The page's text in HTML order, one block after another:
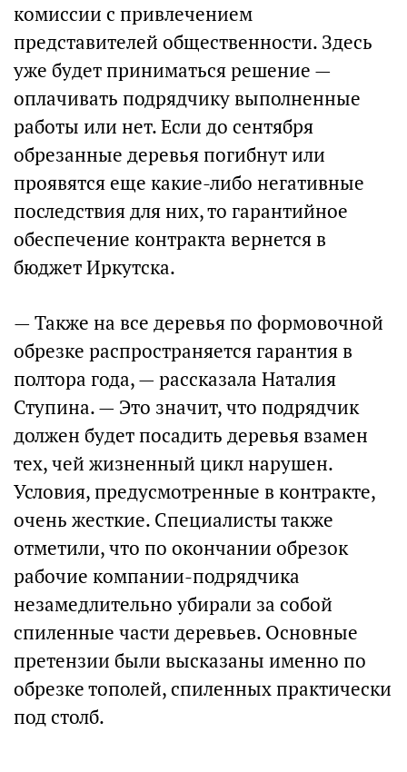
комиссии с привлечением
представителей общественности. Здесь
уже будет приниматься решение —
оплачивать подрядчику выполненные
работы или нет. Если до сентября
обрезанные деревья погибнут или
проявятся еще какие-либо негативные
последствия для них, то гарантийное
обеспечение контракта вернется в
бюджет Иркутска.
— Также на все деревья по формовочной
обрезке распространяется гарантия в
полтора года, — рассказала Наталия
Ступина. — Это значит, что подрядчик
должен будет посадить деревья взамен
тех, чей жизненный цикл нарушен.
Условия, предусмотренные в контракте,
очень жесткие. Специалисты также
отметили, что по окончании обрезок
рабочие компании-подрядчика
незамедлительно убирали за собой
спиленные части деревьев. Основные
претензии были высказаны именно по
обрезке тополей, спиленных практически
под столб.